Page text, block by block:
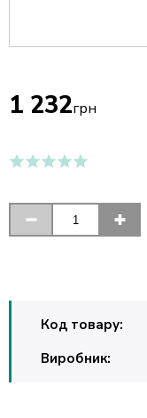
1 232грн
Код товару:
Виробник: